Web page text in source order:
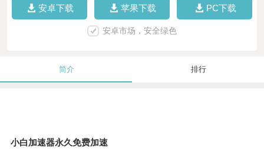
安卓下载 苹果下载 PC下载
安卓市场，安全绿色
简介 排行
小白加速器永久免费加速